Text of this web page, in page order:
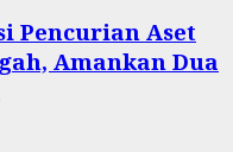
Pencurian Aset
Amankan Dua